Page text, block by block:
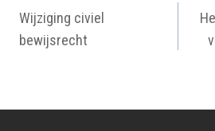
Wijziging civiel
bewijsrecht